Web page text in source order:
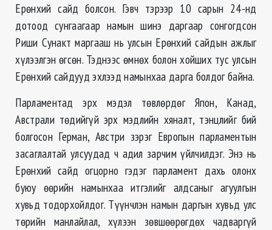
Ерөнхий сайд болсон. Гэвч тэрээр 10 сарын 24-нд
дотоод сунгаагаар намын шинэ даргаар сонгогдсон
Риши Сунакт маргааш нь улсын Ерөнхий сайдын ажлыг
хүлээлгэн өгсөн. Тэднээс өмнөх болон хойших тус улсын
Ерөнхий сайдууд эхлээд намынхаа дарга болдог байна.
Парламентад эрх мэдэл төвлөрдөг Япон, Канад,
Австрали төдийгүй эрх мэдлийн хяналт, тэнцлийг бий
болгосон Герман, Австри зэрэг Европын парламентын
засаглалтай улсуудад ч адил зарчим үйлчилдэг. Энэ нь
Ерөнхий сайд огцорно гэдэг парламент дахь олонх
буюу өөрийн намынхаа итгэлийг алдсаныг агуулгын
хувьд тодорхойлдог. Түүнчлэн намын даргын хувьд улс
төрийн манлайлал, хүлээн зөвшөөрөгдөх чадваргүй